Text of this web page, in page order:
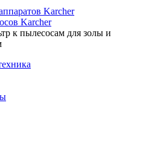
Karcher
Karcher
к пылесосам для золы и